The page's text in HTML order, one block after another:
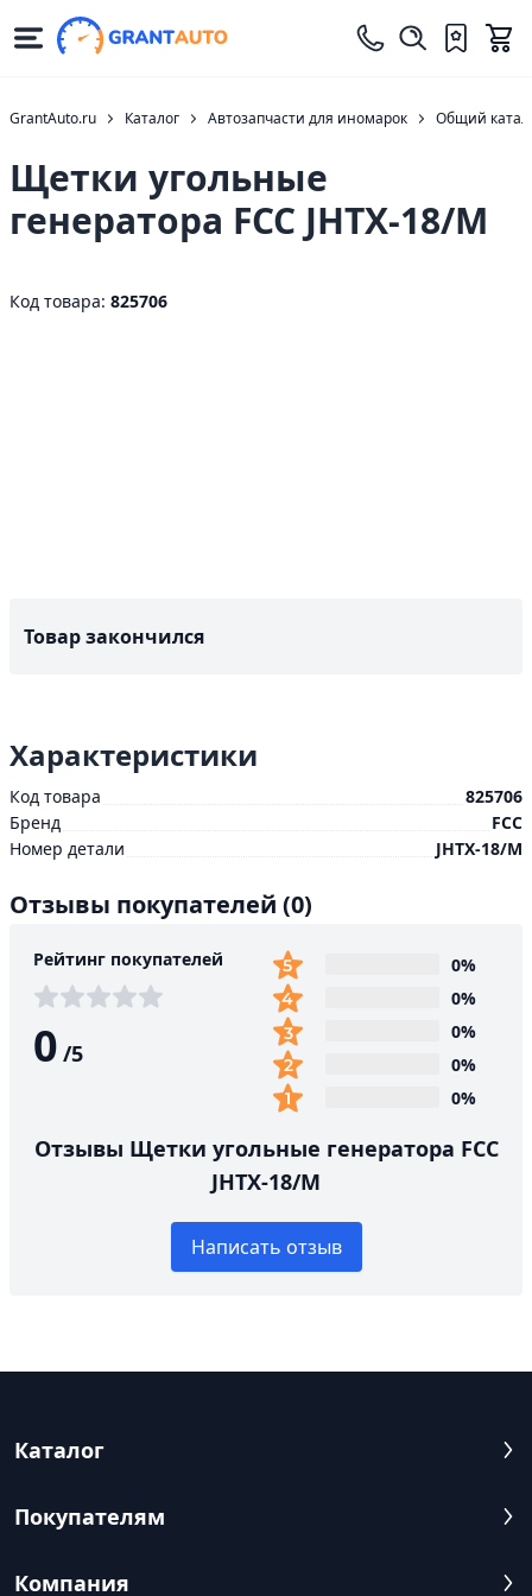
GrantAuto.ru Каталог Автозапчасти для иномарок Общий
Щетки угольные
генератора FCC JHTX-18/M
Код товара: 825706
Товар закончился
Характеристики
Код товара
825706
Бренд
FCC
Номер детали
JHTX-18/M
Отзывы покупателей (0)
Рейтинг покупателей
0 /5
0%
0%
0%
0%
0%
Отзывы Щетки угольные генератора FCC
JHTX-18/M
Написать отзыв
Каталог
Покупателям
Компания